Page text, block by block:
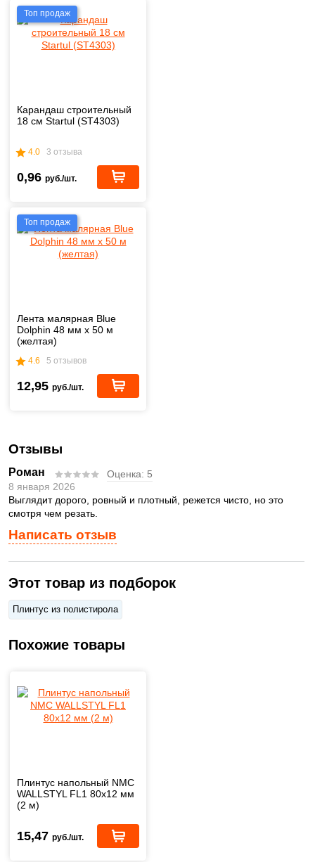
Топ продаж
Карандаш строительный
18 см Startul (ST4303)
4.0 3 отзыва
0,96 руб./шт.
Топ продаж
Лента малярная Blue
Dolphin 48 мм х 50 м
(желтая)
4.6 5 отзывов
12,95 руб./шт.
Написать отзыв
Отзывы
Роман Оценка: 5
8 января 2026
Выглядит дорого, ровный и плотный, режется чисто, но это
смотря чем резать.
Этот товар из подборок
Плинтус из полистирола
Похожие товары
Плинтус напольный NMC
WALLSTYL FL1 80x12 мм
(2 м)
15,47 руб./шт.